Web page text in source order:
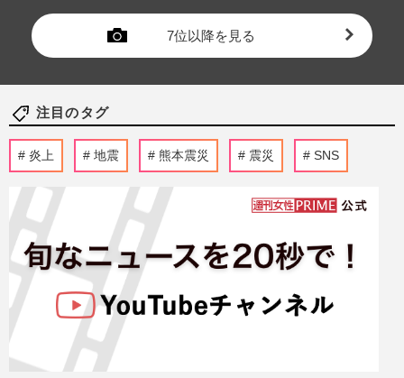
7位以降を見る
注目のタグ
炎上 地震 熊本震災 震災 SNS